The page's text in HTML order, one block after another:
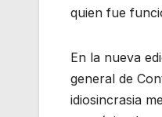
quien fue
En la nueva
general de
idiosincrasia